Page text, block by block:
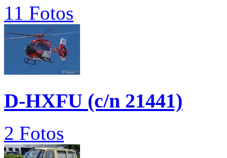
11 Fotos
D-HXFU (c/n 21441)
2 Fotos